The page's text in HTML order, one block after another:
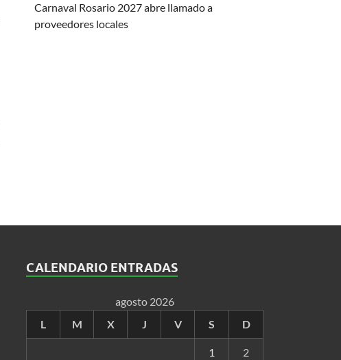
Carnaval Rosario 2027 abre llamado a
proveedores locales
CALENDARIO ENTRADAS
agosto 2026
L
M X J V S D
1 2